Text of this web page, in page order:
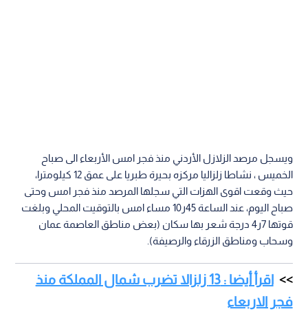
ويسجل مرصد الزلازل الأردني منذ فجر امس الأربعاء الى صباح
الخميس ، نشاطا زلزاليا مركزه بحيرة طبريا على عمق 12 كيلومترا،
حيث وقعت اقوى الهزات التي سجلها المرصد منذ فجر امس وحتى
صباح اليوم، عند الساعة 45ر10 مساء امس بالتوقيت المحلي وبلغت
قوتها 7ر4 درجة شعر بها سكان (بعض مناطق العاصمة عمان
وسحاب ومناطق الزرقاء والرصيفة).
اقرأ أيضا : 13 زلزالا تضرب شمال المملكة منذ
فجر الاربعاء